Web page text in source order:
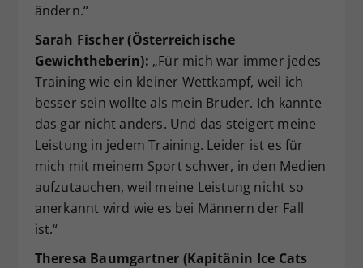
ändern.“
Sarah Fischer (Österreichische
Gewichtheberin): „Für mich war immer jedes
Training wie ein kleiner Wettkampf, weil ich
besser sein wollte als mein Bruder. Ich kannte
das gar nicht anders. Und das steigert meine
Leistung in jedem Training. Leider ist es für
mich mit meinem Sport schwer, in den Medien
aufzutauchen, weil meine Leistung nicht so
anerkannt wird wie es bei Männern der Fall
ist.“
Theresa Baumgartner (Kapitänin Ice Cats